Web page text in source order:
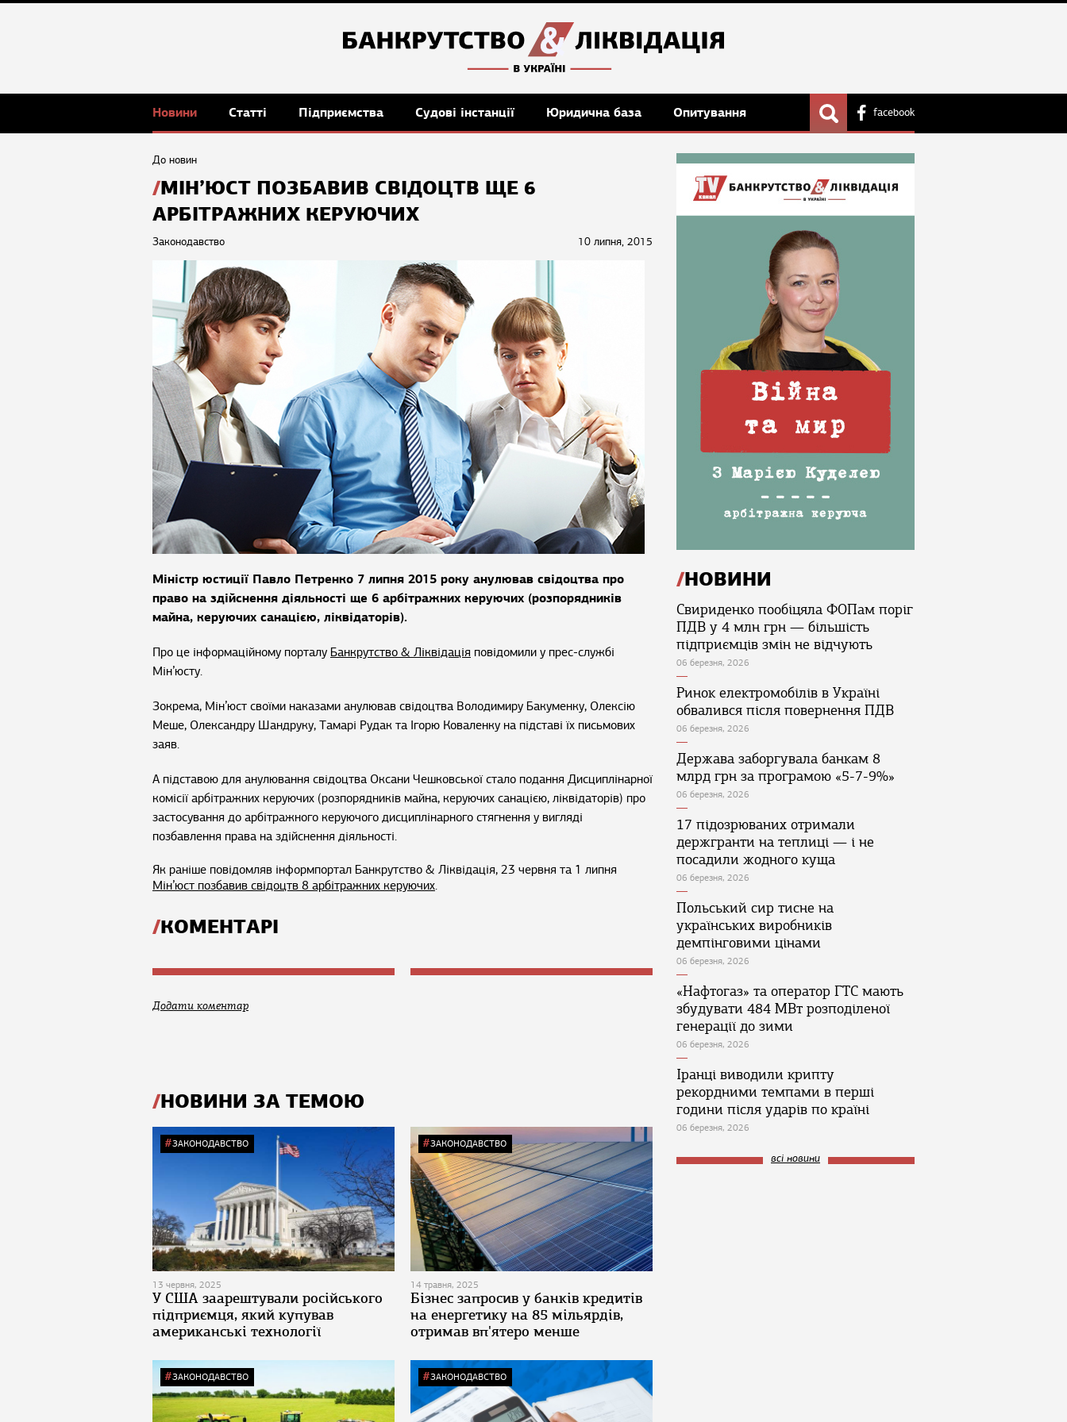
Новини Статті Підприємства Судові інстанції Юридична база Опитування facebook
До новин
МІН’ЮСТ ПОЗБАВИВ СВІДОЦТВ ЩЕ 6
АРБІТРАЖНИХ КЕРУЮЧИХ
10 липня, 2015
Законодавство
Міністр юстиції Павло Петренко 7 липня 2015 року анулював свідоцтва про
право на здійснення діяльності ще 6 арбітражних керуючих (розпорядників
майна, керуючих санацією, ліквідаторів).
Про це інформаційному порталу Банкрутство & Ліквідація повідомили у прес-службі
Мін’юсту.
Зокрема, Мін’юст своїми наказами анулював свідоцтва Володимиру Бакуменку, Олексію
Меше, Олександру Шандруку, Тамарі Рудак та Ігорю Коваленку на підставі їх письмових
заяв.
А підставою для анулювання свідоцтва Оксани Чешковської стало подання Дисциплінарної
комісії арбітражних керуючих (розпорядників майна, керуючих санацією, ліквідаторів) про
застосування до арбітражного керуючого дисциплінарного стягнення у вигляді
позбавлення права на здійснення діяльності.
Як раніше повідомляв інформпортал Банкрутство & Ліквідація, 23 червня та 1 липня
Мін’юст позбавив свідоцтв 8 арбітражних керуючих.
КОМЕНТАРІ
Додати коментар
НОВИНИ ЗА ТЕМОЮ
ЗАКОНОДАВСТВО
13 червня, 2025
У США заарештували російського
підприємця, який купував
американські технології
ЗАКОНОДАВСТВО
14 травня, 2025
Бізнес запросив у банків кредитів
на енергетику на 85 мільярдів,
отримав вп'ятеро менше
ЗАКОНОДАВСТВО ЗАКОНОДАВСТВО
НОВИНИ
Свириденко пообіцяла ФОПам поріг
ПДВ у 4 млн грн — більшість
підприємців змін не відчують
06 березня, 2026
Ринок електромобілів в Україні
обвалився після повернення ПДВ
06 березня, 2026
Держава заборгувала банкам 8
млрд грн за програмою «5-7-9%»
06 березня, 2026
17 підозрюваних отримали
держгранти на теплиці — і не
посадили жодного куща
06 березня, 2026
Польський сир тисне на
українських виробників
демпінговими цінами
06 березня, 2026
«Нафтогаз» та оператор ГТС мають
збудувати 484 МВт розподіленої
генерації до зими
06 березня, 2026
Іранці виводили крипту
рекордними темпами в перші
години після ударів по країні
06 березня, 2026
всі новини